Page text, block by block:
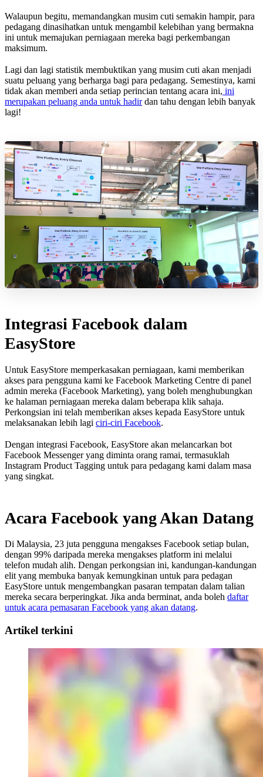
Walaupun begitu, memandangkan musim cuti semakin hampir, para
pedagang dinasihatkan untuk mengambil kelebihan yang bermakna
ini untuk memajukan perniagaan mereka bagi perkembangan
maksimum.
Lagi dan lagi statistik membuktikan yang musim cuti akan menjadi
suatu peluang yang berharga bagi para pedagang. Semestinya, kami
tidak akan memberi anda setiap perincian tentang acara ini, ini
merupakan peluang anda untuk hadirdan tahu dengan lebih banyak
lagi!
Integrasi Facebook dalam
EasyStore
Untuk EasyStore memperkasakan perniagaan, kami memberikan
akses para pengguna kami ke Facebook Marketing Centre di panel
admin mereka (Facebook Marketing), yang boleh menghubungkan
ke halaman perniagaan mereka dalam beberapa klik sahaja.
Perkongsian ini telah memberikan akses kepada EasyStore untuk
melaksanakan lebih lagi ciri-ciri Facebook.
Dengan integrasi Facebook, EasyStore akan melancarkan bot
Facebook Messenger yang diminta orang ramai, termasuklah
Instagram Product Tagging untuk para pedagang kami dalam masa
yang singkat.
Acara Facebook yang Akan Datang
Di Malaysia, 23 juta pengguna mengakses Facebook setiap bulan,
dengan 99% daripada mereka mengakses platform ini melalui
telefon mudah alih. Dengan perkongsian ini, kandungan-kandungan
elit yang membuka banyak kemungkinan untuk para pedagan
EasyStore untuk mengembangkan pasaran tempatan dalam talian
mereka secara berperingkat. Jika anda berminat, anda boleh daftar
untuk acara pemasaran Facebook yang akan datang.
Artikel terkini